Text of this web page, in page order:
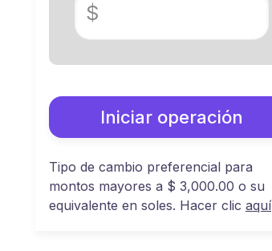
$
Iniciar operación
Tipo de cambio preferencial para
montos mayores a $ 3,000.00 o su
equivalente en soles. Hacer clic aquí